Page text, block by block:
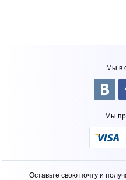
Мы в
Мы
Оставьте свою почту и